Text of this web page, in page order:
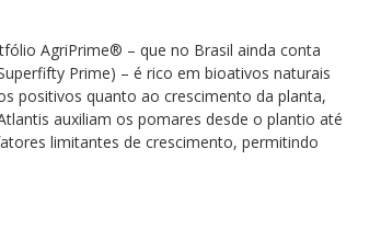
AgriPrime® – que no Brasil ainda conta
Prime) – é rico em bioativos naturais
positivos quanto ao crescimento da planta,
auxiliam os pomares desde o plantio até
limitantes de crescimento, permitindo